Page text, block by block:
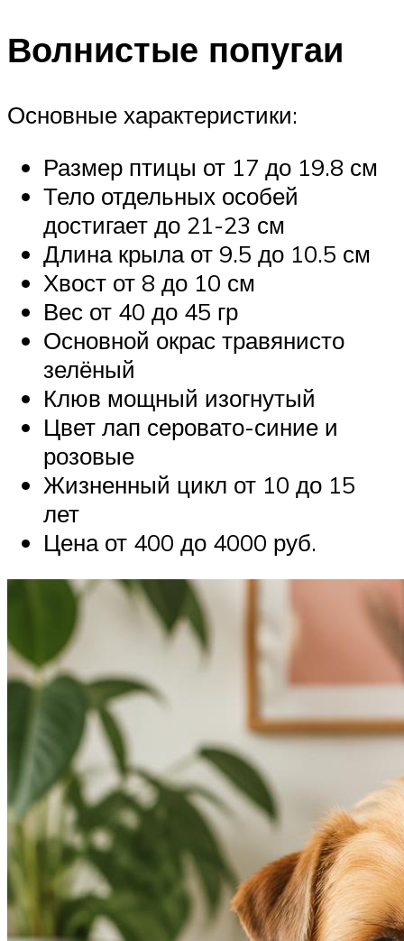
Волнистые попугаи
Основные характеристики:
Размер птицы от 17 до 19.8 см
Тело отдельных особей
достигает до 21-23 см
Длина крыла от 9.5 до 10.5 см
Хвост от 8 до 10 см
Вес от 40 до 45 гр
Основной окрас травянисто
зелёный
Клюв мощный изогнутый
Цвет лап серовато-синие и
розовые
Жизненный цикл от 10 до 15
лет
Цена от 400 до 4000 руб.